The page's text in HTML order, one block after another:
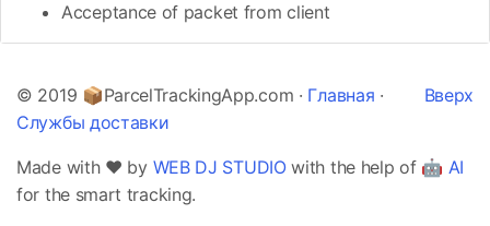
Acceptance of packet from client
Вверх
© 2019 📦ParcelTrackingApp.com · Главная ·
Службы доставки
Made with ❤️ by WEB DJ STUDIOwith the help of 🤖 AI
for the smart tracking.